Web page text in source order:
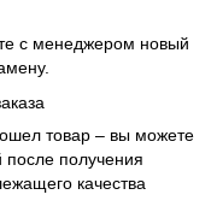
с менеджером новый
товар – вы можете
после получения
качества